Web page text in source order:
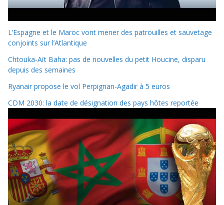
L’Espagne et le Maroc vont mener des patrouilles et sauvetage
conjoints sur l’Atlantique
Chtouka-Aït Baha: pas de nouvelles du petit Houcine, disparu
depuis des semaines
Ryanair propose le vol Perpignan-Agadir à 5 euros
CDM 2030: la date de désignation des pays hôtes reportée